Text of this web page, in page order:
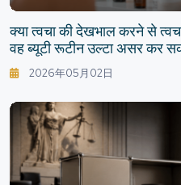
क्या त्वचा की देखभाल करने से
वह ब्यूटी रूटीन उल्टा असर कर
"आम स्किनकेयर गलतियाँ"
2026年05月02日